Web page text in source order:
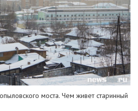
моста. Чем живет старинный